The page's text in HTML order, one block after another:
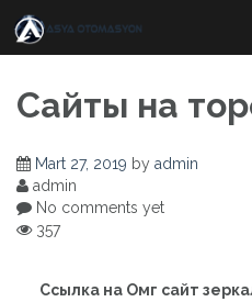
content
Сайты на
Mart 27, 2019 by admin
admin
No comments yet
357
Ссылка на Омг сайт